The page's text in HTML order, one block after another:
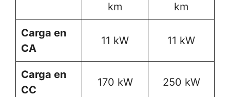
km
km
Carga en
CA
11 kW 11 kW
Carga en
CC
170 kW 250 kW